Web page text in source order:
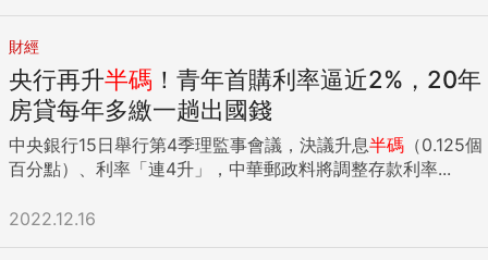
財經
央行再升半碼 ！青年首購利率逼近2%，20年
房貸每年多繳一趟出國錢
中央銀行15日舉行第4季理監事會議，決議升息半碼 （0.125個
百分點）、利率「連4升」，中華郵政料將調整存款利率...
2022.12.16